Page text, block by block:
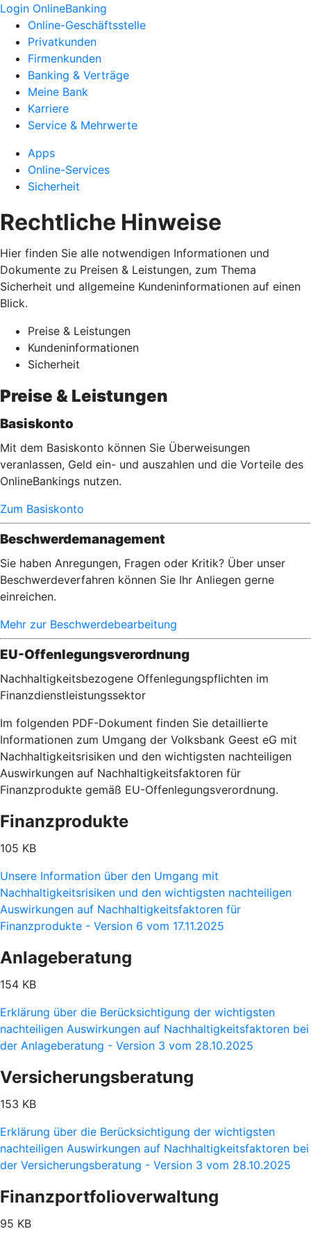
Login OnlineBanking
Online-Geschäftsstelle
Privatkunden
Firmenkunden
Banking & Verträge
Meine Bank
Karriere
Service & Mehrwerte
Apps
Online-Services
Sicherheit
Rechtliche Hinweise
Hier finden Sie alle notwendigen Informationen und
Dokumente zu Preisen & Leistungen, zum Thema
Sicherheit und allgemeine Kundeninformationen auf einen
Blick.
Preise & Leistungen
Kundeninformationen
Sicherheit
Preise & Leistungen
Basiskonto
Mit dem Basiskonto können Sie Überweisungen
veranlassen, Geld ein- und auszahlen und die Vorteile des
OnlineBankings nutzen.
Zum Basiskonto
Beschwerdemanagement
Sie haben Anregungen, Fragen oder Kritik? Über unser
Beschwerdeverfahren können Sie Ihr Anliegen gerne
einreichen.
Mehr zur Beschwerdebearbeitung
EU-Offenlegungsverordnung
Nachhaltigkeitsbezogene Offenlegungspflichten im
Finanzdienstleistungssektor
Im folgenden PDF-Dokument finden Sie detaillierte
Informationen zum Umgang der Volksbank Geest eG mit
Nachhaltigkeitsrisiken und den wichtigsten nachteiligen
Auswirkungen auf Nachhaltigkeitsfaktoren für
Finanzprodukte gemäß EU-Offenlegungsverordnung.
Finanzprodukte
105 KB
Unsere Information über den Umgang mit
Nachhaltigkeitsrisiken und den wichtigsten nachteiligen
Auswirkungen auf Nachhaltigkeitsfaktoren für
Finanzprodukte - Version 6 vom 17.11.2025
Anlageberatung
154 KB
Erklärung über die Berücksichtigung der wichtigsten
nachteiligen Auswirkungen auf Nachhaltigkeitsfaktoren bei
der Anlageberatung - Version 3 vom 28.10.2025
Versicherungsberatung
153 KB
Erklärung über die Berücksichtigung der wichtigsten
nachteiligen Auswirkungen auf Nachhaltigkeitsfaktoren bei
der Versicherungsberatung - Version 3 vom 28.10.2025
Finanzportfolioverwaltung
95 KB